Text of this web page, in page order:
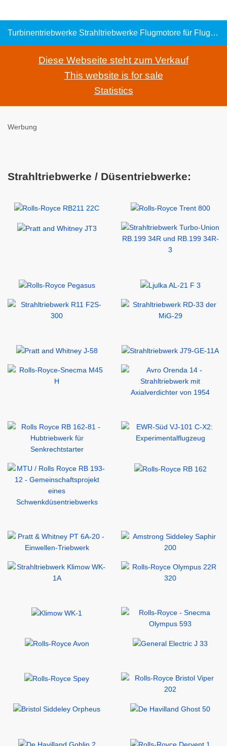
Turbinentriebwerke Strahltriebwerke Flugmotore für Flugzeuge und Hubschrauber
Diese Webseite steht zum Verkauf
This website is for sale
Statistics
Werbung
Strahltriebwerke / Düsentriebwerke: